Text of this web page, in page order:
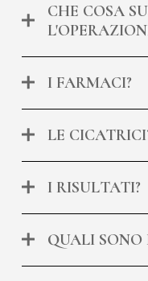
CHE COSA
I FARMACI?
LE
I RISULTATI?
QUALI SONO